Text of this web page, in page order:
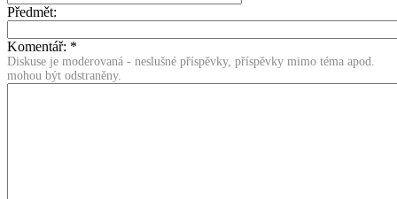
Předmět:
Komentář: *
Diskuse je moderovaná - neslušné příspěvky, příspěvky mimo téma apod.
mohou být odstraněny.